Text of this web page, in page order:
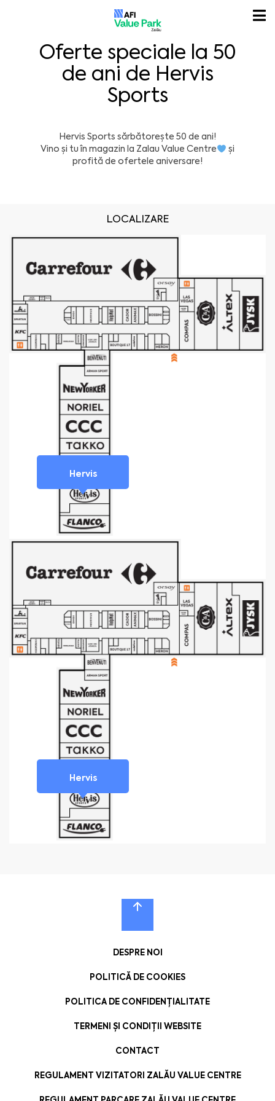
Oferte speciale la 50
de ani de Hervis
Sports
Hervis Sports sărbătorește 50 de ani!
Vino și tu în magazin la Zalau Value Centre
și
profită de ofertele aniversare!
LOCALIZARE
Hervis
Hervis
DESPRE NOI
POLITICĂ DE COOKIES
POLITICA DE CONFIDENȚIALITATE
TERMENI ȘI CONDIȚII WEBSITE
CONTACT
REGULAMENT VIZITATORI ZALĂU VALUE CENTRE